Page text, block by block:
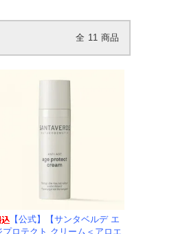
全 11 商品
【公式】【サンタベルデ エ
プロテクト クリーム＜アロエ